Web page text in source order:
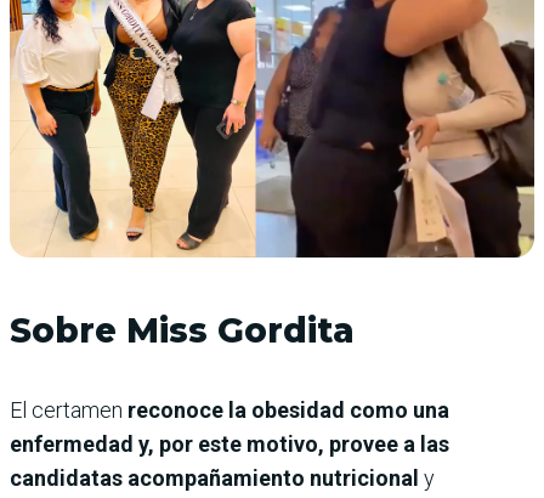
Sobre Miss Gordita
El certamen reconoce la obesidad como una
enfermedad y, por este motivo, provee a las
candidatas acompañamiento nutricional y